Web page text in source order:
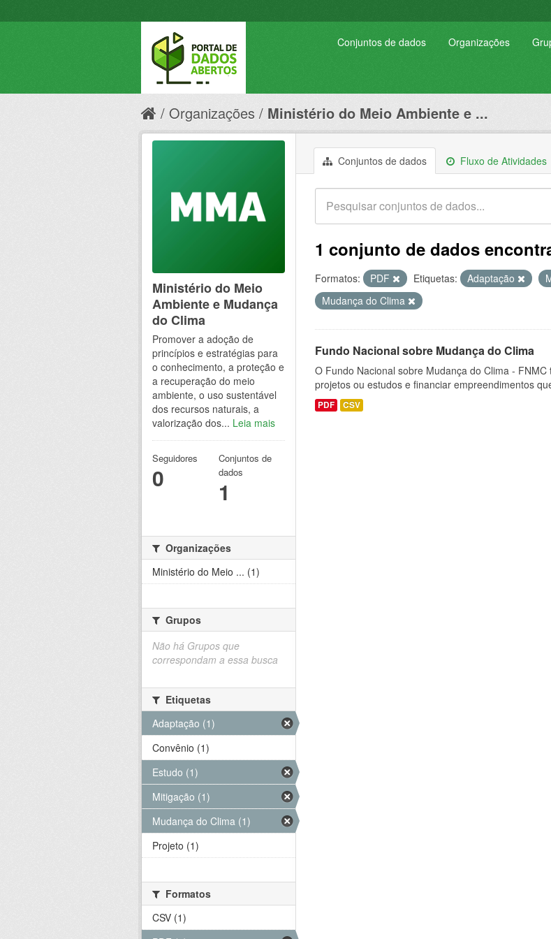
Conjuntos de dados Organizações
Organizações Ministério do Meio Ambiente e ...
Conjuntos de dados Fluxo de Atividades
1 conjunto de dados
Formatos: PDF Etiquetas: Adaptação
Mudança do Clima
Fundo Nacional sobre Mudança do Clima
O Fundo Nacional sobre Mudança do Clima -
projetos ou estudos e financiar empreendimentos
PDF CSV
Ministério do Meio
Ambiente e Mudança
do Clima
Promover a adoção de
princípios e estratégias para
o conhecimento, a proteção e
a recuperação do meio
ambiente, o uso sustentável
dos recursos naturais, a
valorização dos... Leia mais
Seguidores
0
Conjuntos de
dados
1
Organizações
Ministério do Meio ... (1)
Grupos
Não há Grupos que
correspondam a essa busca
Etiquetas
Adaptação (1)
Convênio (1)
Estudo (1)
Mitigação (1)
Mudança do Clima (1)
Projeto (1)
Formatos
CSV (1)